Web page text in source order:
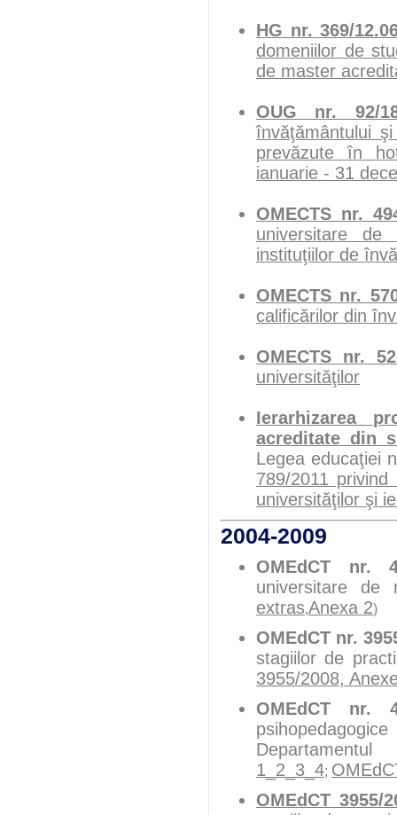
HG nr. 369/
domeniilor de
de master
OUG nr. 92/
învăţământului
prevăzute în
ianuarie - 31
OMECTS nr.
universitare de
instituţiilor de
OMECTS nr.
calificărilor din
OMECTS nr.
universităţilor
Ierarhizarea
acreditate din
Legea educaţiei
789/2011
universităţilor şi
2004-2009
OMEdCT nr.
universitare de
extras,Anexa 2)
OMEdCT nr.
stagiilor de
3955/2008,
OMEdCT nr.
1_2_3_4;
OMEdCT 3955/